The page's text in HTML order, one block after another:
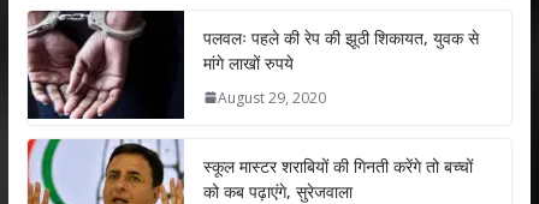
s
A
p
p
b
o
k
er e
dI
n
l e
पलवलः पहले की रेप की झूठी शिकायत, युवक से
मांगे लाखों रुपये
August 29, 2020
स्कूल मास्टर शराबियों की गिनती करेंगे तो बच्चों
को कब पढ़ाएंगे, सुरेजवाला